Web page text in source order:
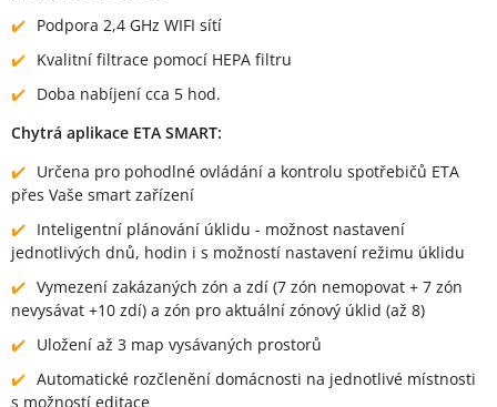
Podpora 2,4 GHz WIFI sítí
Kvalitní filtrace pomocí HEPA filtru
Doba nabíjení cca 5 hod.
Chytrá aplikace ETA SMART:
Určena pro pohodlné ovládání a kontrolu spotřebičů ETA
přes Vaše smart zařízení
Inteligentní plánování úklidu - možnost nastavení
jednotlivých dnů, hodin i s možností nastavení režimu úklidu
Vymezení zakázaných zón a zdí (7 zón nemopovat + 7 zón
nevysávat +10 zdí) a zón pro aktuální zónový úklid (až 8)
Uložení až 3 map vysávaných prostorů
Automatické rozčlenění domácnosti na jednotlivé místnosti
s možností editace